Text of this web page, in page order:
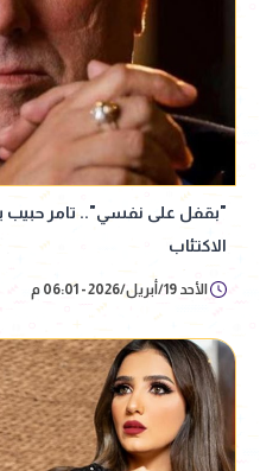
"بقفل على نفسي".. تامر
الاكتئاب
الأحد 19/أبريل/2026 - 06:01 م